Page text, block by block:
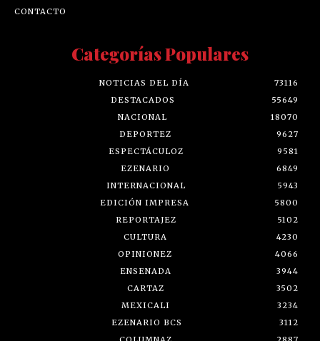
CONTACTO
Categorías Populares
NOTICIAS DEL DÍA
73116
DESTACADOS
55649
NACIONAL
18070
DEPORTEZ
9627
ESPECTÁCULOZ
9581
EZENARIO
6849
INTERNACIONAL
5943
EDICIÓN IMPRESA
5800
REPORTAJEZ
5102
CULTURA
4230
OPINIONEZ
4066
ENSENADA
3944
CARTAZ
3502
MEXICALI
3234
EZENARIO BCS
3112